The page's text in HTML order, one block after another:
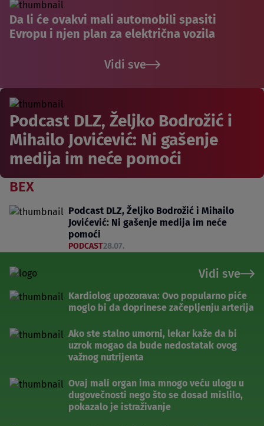
Da li će ovakvi mali automobili spasiti
Evropu i njen plan za električna vozila
Vidi sve
Podcast DLZ, Željko Bodrožić i
Mihailo Jovićević: Ni gašenje
medija im neće pomoći
BEX
Podcast DLZ, Željko Bodrožić i Mihailo
Jovićević: Ni gašenje medija im neće
pomoći
PODCAST28.07.
Vidi sve
Kardiolog upozorava: Ovo popularno piće
moglo bi da doprinese začepljenju arterija
Ako ste stalno umorni, lekar kaže da bi
uzrok mogao da bude nedostatak ovog
važnog nutrijenta
Ovaj mali organ ima mnogo veću ulogu u
dugovečnosti nego što se dosad mislilo,
pokazalo je istraživanje